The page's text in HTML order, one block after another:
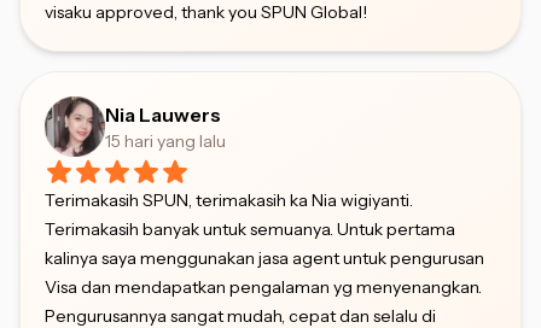
visaku approved, thank you SPUN Global!
Nia Lauwers
15 hari yang lalu
Terimakasih SPUN, terimakasih ka Nia wigiyanti.
Terimakasih banyak untuk semuanya. Untuk pertama
kalinya saya menggunakan jasa agent untuk pengurusan
Visa dan mendapatkan pengalaman yg menyenangkan.
Pengurusannya sangat mudah, cepat dan selalu di